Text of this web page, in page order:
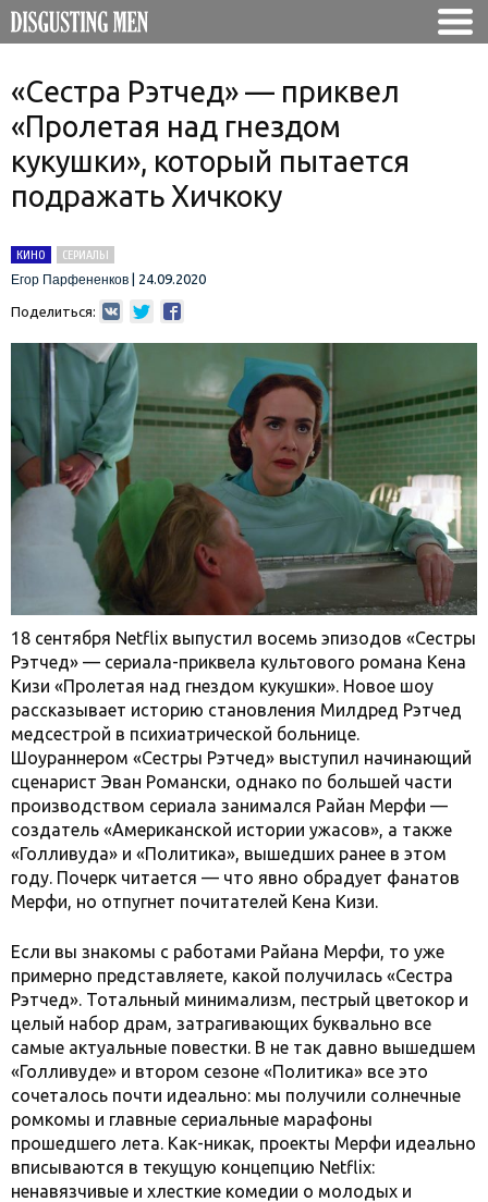
«Сестра Рэтчед» — приквел
«Пролетая над гнездом
кукушки», который пытается
подражать Хичкоку
КИНО
СЕРИАЛЫ
Егор Парфененков
24.09.2020
Поделиться:
18 сентября Netflix выпустил восемь эпизодов «Сестры
Рэтчед» — сериала-приквела культового романа Кена
Кизи «Пролетая над гнездом кукушки». Новое шоу
рассказывает историю становления Милдред Рэтчед
медсестрой в психиатрической больнице.
Шоураннером «Сестры Рэтчед» выступил начинающий
сценарист Эван Романски, однако по большей части
производством сериала занимался Райан Мерфи —
создатель «Американской истории ужасов», а также
«Голливуда» и «Политика», вышедших ранее в этом
году. Почерк читается — что явно обрадует фанатов
Мерфи, но отпугнет почитателей Кена Кизи.
Если вы знакомы с работами Райана Мерфи, то уже
примерно представляете, какой получилась «Сестра
Рэтчед». Тотальный минимализм, пестрый цветокор и
целый набор драм, затрагивающих буквально все
самые актуальные повестки. В не так давно вышедшем
«Голливуде» и втором сезоне «Политика» все это
сочеталось почти идеально: мы получили солнечные
ромкомы и главные сериальные марафоны
прошедшего лета. Как-никак, проекты Мерфи идеально
вписываются в текущую концепцию Netflix:
ненавязчивые и хлесткие комедии о молодых и